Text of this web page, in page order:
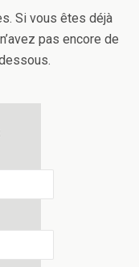
Si vous êtes déjà
pas encore de